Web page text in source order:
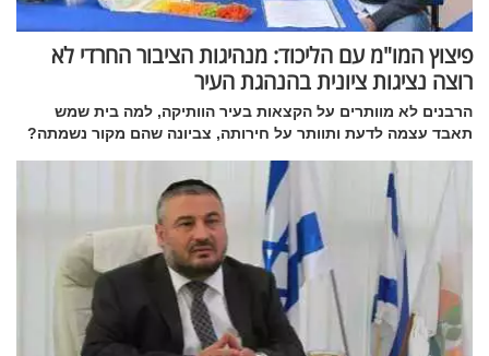
פיצוץ המו"מ עם הליכוד: מנהיגות הציבור החרדי לא
רוצה נציגות ציונית בהנהגת העיר
הרבנים לא מוותרים על הקצאות בעיר הוותיקה, למה בית שמש
תאבד עצמה לדעת ותוותר על חירותה, צביונה שהם מקור נשמתה?